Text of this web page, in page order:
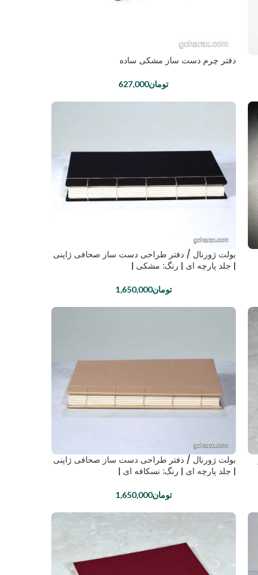
دفتر چرم دست ساز مشکی ساده
تومان627,000
بولت ژورنال / دفتر طراحی دست ساز صحافی ژاپنی
| جلد پارچه ای | رنگ: مشکی |
تومان1,650,000
بولت ژورنال / دفتر طراحی دست ساز صحافی ژاپنی
| جلد پارچه ای | رنگ: نسکافه ای |
تومان1,650,000